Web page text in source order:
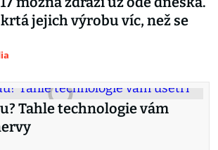
jejich výrobu víc, než se
Tahle technologie vám